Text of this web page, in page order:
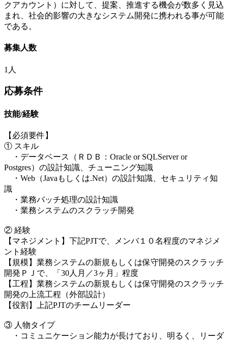
クアカウント）に対して、提案、推進する機会が数多く見込
まれ、社会的影響の大きなシステム開発に携われる事が可能
である。
募集人数
1人
応募条件
技能/経験
【必須要件】
① スキル
・データベース（ＲＤＢ：Oracle or SQLServer or
Postgres）の設計知識、チューニング知識
・Web（Javaもしくは.Net）の設計知識、セキュリティ知
識
・業務バッチ処理の設計知識
・業務システムのスクラッチ開発
② 経験
【マネジメント】下記PJTで、メンバ１０名程度のマネジメ
ント経験
【規模】業務システムの新規もしくは保守開発のスクラッチ
開発ＰＪで、「30人月／3ヶ月」程度
【工程】業務システムの新規もしくは保守開発のスクラッチ
開発の上流工程（外部設計）
【役割】上記PJTのチームリーダー
③ 人物タイプ
・コミュニケーション能力が長けており、明るく、リーダ